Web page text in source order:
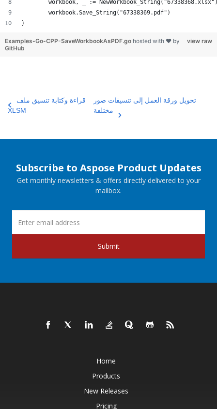
workbook, _ :=
	workbook.Save_String("67338369.pdf")
}
view raw
Examples-Go-CPP-SaveWorkbookAsPDF.go hosted with ❤ by
GitHub
قراءة وكتابة تنسيق ملف
XLSM
تحويل ورقة العمل إلى تنسيقات صور
مختلفة
Subscribe to Aspose Product Updates
Get monthly newsletters & offers directly delivered to your
mailbox.
Submit
Home
Products
New Releases
Pricing